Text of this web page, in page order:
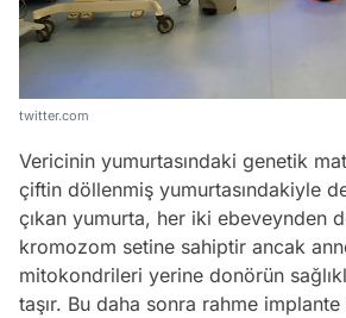
twitter.com
Vericinin yumurtasındaki genetik
çiftin döllenmiş yumurtasındakiyle
çıkan yumurta, her iki ebeveynden
kromozom setine sahiptir ancak
mitokondrileri yerine donörün
taşır. Bu daha sonra rahme